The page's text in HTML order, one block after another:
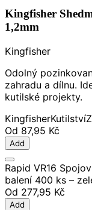
Kingfisher
1,2mm
Kingfisher
Odolný
zahradu a dílnu.
kutilské projekty.
KingfisherKutilství
Od 87,95 Kč
Add
Rapid VR16
balení 400 ks –
Od 277,95 Kč
Add